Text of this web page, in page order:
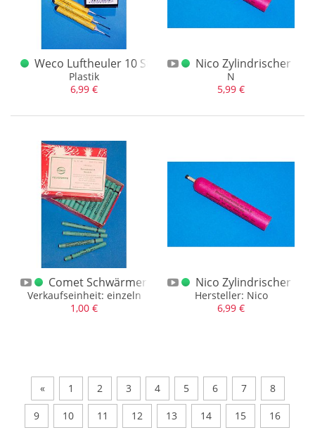
Weco Luftheuler 10 Stk.
Plastik
6,99 €
Nico Zylindrischer
N
5,99 €
Comet Schwärmer A Einzeln
Verkaufseinheit: einzeln
1,00 €
Nico Zylindrischer
Hersteller: Nico
6,99 €
« 1 2 3 4 5 6 7 8
9 10 11 12 13 14 15 16